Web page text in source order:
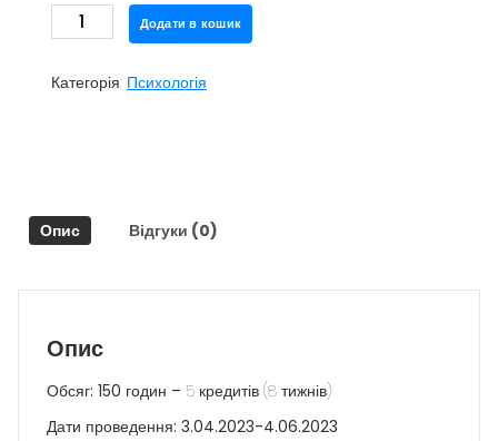
Психологія
адиктивної
поведінки
Додати в кошик
Категорія: Психологія
Опис Відгуки (0)
Опис
Обсяг: 150 годин – 5 кредитів (8 тижнів)
Дати проведення: 3.04.2023-4.06.2023